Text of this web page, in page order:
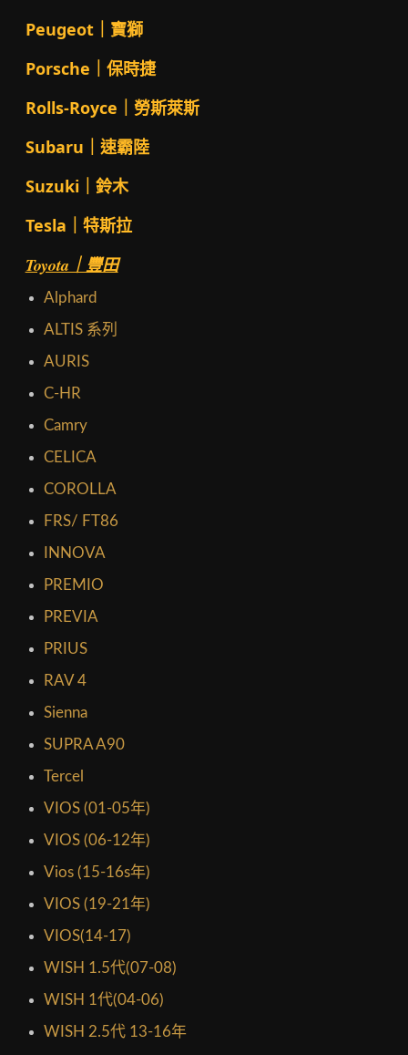
Peugeot｜寶獅
Porsche｜保時捷
Rolls-Royce｜勞斯萊斯
Subaru｜速霸陸
Suzuki｜鈴木
Tesla｜特斯拉
Toyota｜豐田
Alphard
ALTIS 系列
AURIS
C-HR
Camry
CELICA
COROLLA
FRS/ FT86
INNOVA
PREMIO
PREVIA
PRIUS
RAV 4
Sienna
SUPRA A90
Tercel
VIOS (01-05年)
VIOS (06-12年)
Vios (15-16s年)
VIOS (19-21年)
VIOS(14-17)
WISH 1.5代(07-08)
WISH 1代(04-06)
WISH 2.5代 13-16年